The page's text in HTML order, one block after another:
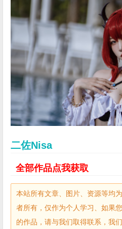
二佐Nisa
全部作品点我获取
本站所有文章、图片、资源等均
者所有，仅作为个人学习、如果
的作品，请与我们取得联系，我